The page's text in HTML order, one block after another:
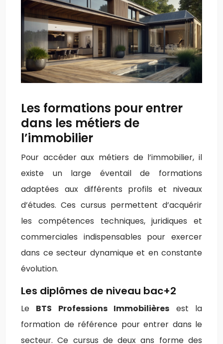
Les formations pour entrer
dans les métiers de
l’immobilier
Pour accéder aux métiers de l’immobilier, il
existe un large éventail de formations
adaptées aux différents profils et niveaux
d’études. Ces cursus permettent d’acquérir
les compétences techniques, juridiques et
commerciales indispensables pour exercer
dans ce secteur dynamique et en constante
évolution.
Les diplômes de niveau bac+2
Le BTS Professions Immobilières est la
formation de référence pour entrer dans le
secteur. Ce cursus de deux ans forme des